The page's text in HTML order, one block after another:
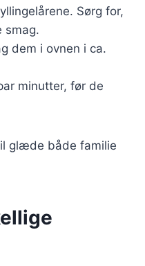
Sørg for,
smag.
dem i ovnen i ca.
minutter, før de
glæde både familie